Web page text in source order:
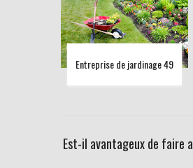
Entreprise de jardinage 49
Est-il avantageux de faire